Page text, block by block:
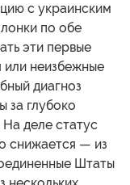
с украинским
по обе
эти первые
или неизбежные
диагноз
за глубоко
деле статус
снижается — из
Штаты